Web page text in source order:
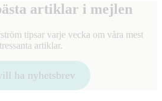
artiklar i mejlen
tipsar varje vecka om våra mest
artiklar.
ha nyhetsbrev